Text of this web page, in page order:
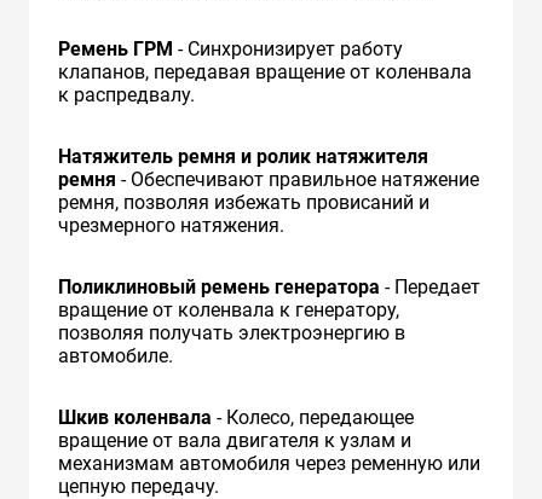
Ремень ГРМ - Синхронизирует работу
клапанов, передавая вращение от коленвала
к распредвалу.
Натяжитель ремня и ролик натяжителя
ремня - Обеспечивают правильное натяжение
ремня, позволяя избежать провисаний и
чрезмерного натяжения.
Поликлиновый ремень генератора - Передает
вращение от коленвала к генератору,
позволяя получать электроэнергию в
автомобиле.
Шкив коленвала - Колесо, передающее
вращение от вала двигателя к узлам и
механизмам автомобиля через ременную или
цепную передачу.